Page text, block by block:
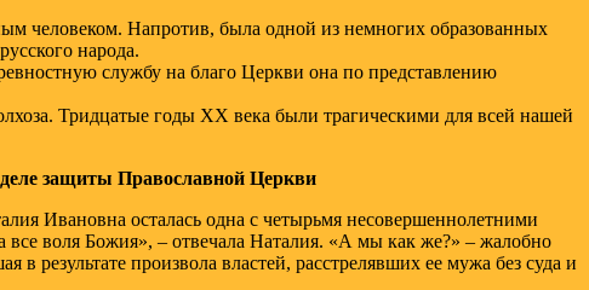
человеком. Напротив, была одной из немногих образованных
народа.
службу на благо Церкви она по представлению
Тридцатые годы XX века были трагическими для всей нашей
деле защиты Православной Церкви
Ивановна осталась одна с четырьмя несовершеннолетними
все воля Божия», – отвечала Наталия. «А мы как же?» – жалобно
результате произвола властей, расстрелявших ее мужа без суда и